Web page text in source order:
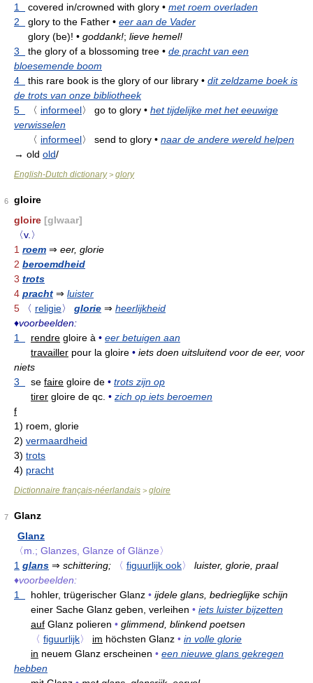
1
covered in/crowned with glory • met roem overladen
2
glory to the Father • eer aan de Vader
glory (be)! • goddank!; lieve hemel!
3
the glory of a blossoming tree • de pracht van een
bloesemende boom
4
this rare book is the glory of our library • dit zeldzame boek is
de trots van onze bibliotheek
5
〈 informeel〉 go to glory • het tijdelijke met het eeuwige
verwisselen
〈 informeel〉 send to glory • naar de andere wereld helpen
→ old old/
English-Dutch dictionary> glory
6
gloire
gloire [glwaar]
〈v.〉
1 roem ⇒ eer, glorie
2 beroemdheid
3 trots
4 pracht ⇒ luister
5
〈 religie〉 glorie ⇒ heerlijkheid
♦voorbeelden:
1
rendre gloire à • eer betuigen aan
travailler pour la gloire • iets doen uitsluitend voor de eer, voor
niets
3
se faire gloire de • trots zijn op
tirer gloire de qc. • zich op iets beroemen
f
1) roem, glorie
2) vermaardheid
3) trots
4) pracht
Dictionnaire français-néerlandais > gloire
7
Glanz
Glanz
〈m.; Glanzes, Glanze of Glänze〉
1 glans ⇒ schittering; 〈 figuurlijk ook〉
luister, glorie, praal
♦voorbeelden:
1
hohler, trügerischer Glanz • ijdele glans, bedrieglijke schijn
einer Sache Glanz geben, verleihen • iets luister bijzetten
auf Glanz polieren • glimmend, blinkend poetsen
〈 figuurlijk〉 im höchsten Glanz • in volle glorie
in neuem Glanz erscheinen • een nieuwe glans gekregen
hebben